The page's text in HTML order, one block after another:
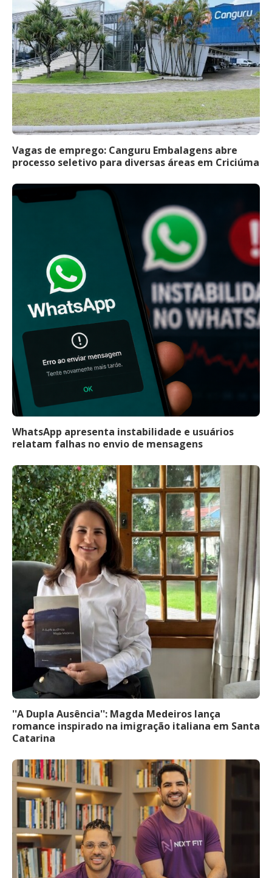
Vagas de emprego: Canguru Embalagens abre
processo seletivo para diversas áreas em Criciúma
WhatsApp apresenta instabilidade e usuários
relatam falhas no envio de mensagens
''A Dupla Ausência'': Magda Medeiros lança
romance inspirado na imigração italiana em Santa
Catarina